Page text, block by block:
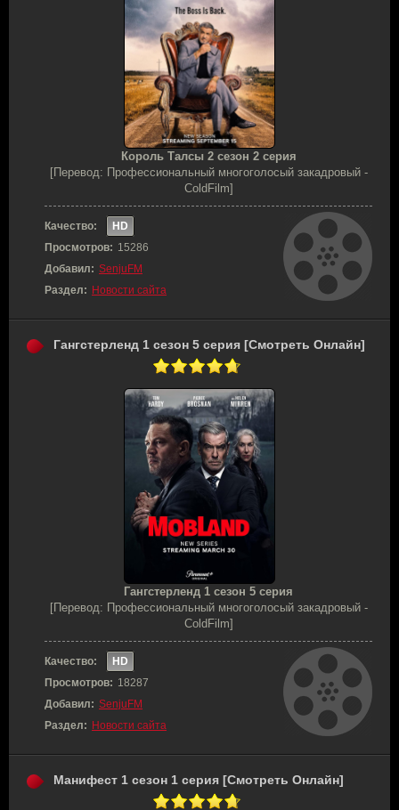
Король Талсы 2 сезон 2 серия
[Перевод: Профессиональный многоголосый закадровый -
ColdFilm]
Качество:
HD
Просмотров: 15286
Добавил: SenjuFM
Раздел: Новости сайта
Гангстерленд 1 сезон 5 серия [Смотреть Онлайн]
Гангстерленд 1 сезон 5 серия
[Перевод: Профессиональный многоголосый закадровый -
ColdFilm]
Качество:
HD
Просмотров: 18287
Добавил: SenjuFM
Раздел: Новости сайта
Манифест 1 сезон 1 серия [Смотреть Онлайн]